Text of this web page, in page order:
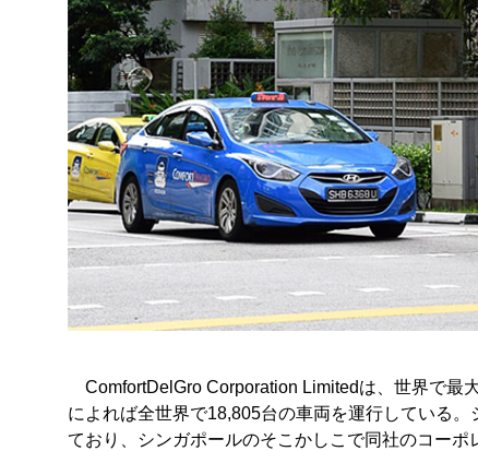
ComfortDelGro Corporation Limitedは、世界で最
によれば全世界で18,805台の車両を運行している
ており、シンガポールのそこかしこで同社のコー